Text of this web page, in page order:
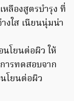
หลืองสูตรบำรุง ที่
งใส เนียนนุ่มน่า
โยนต่อผิว ให้
ารทดสอบจาก
โยนต่อผิว